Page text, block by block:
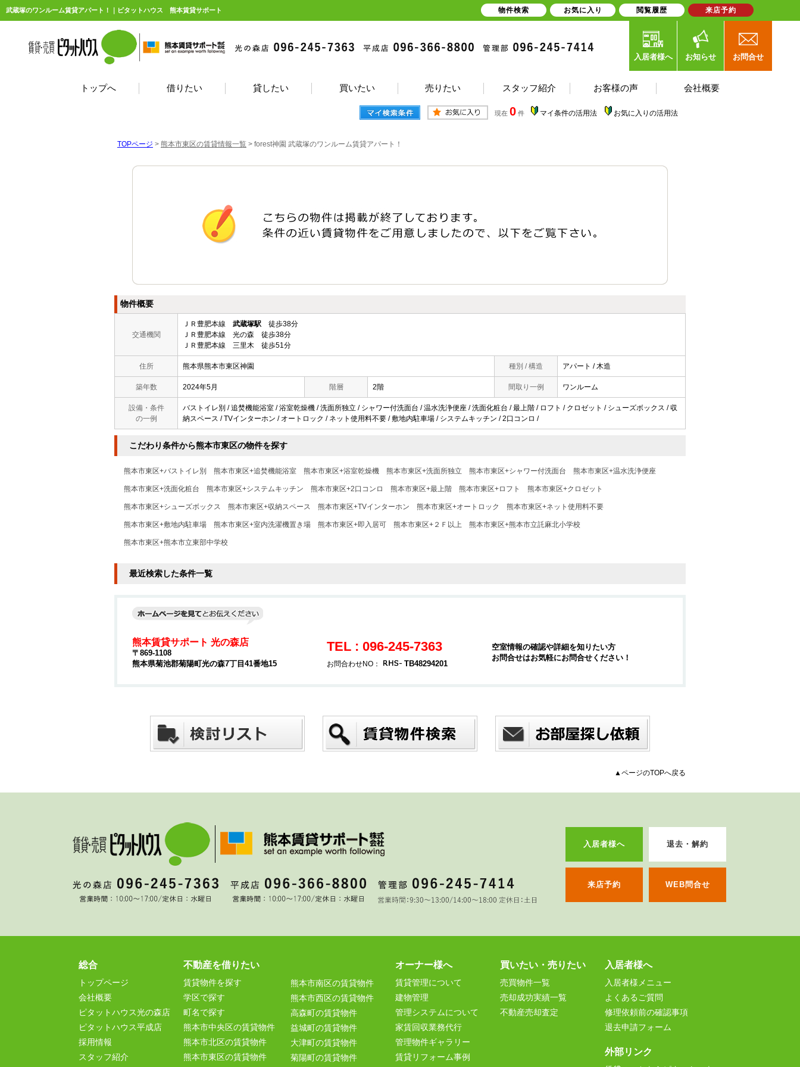
武蔵塚のワンルーム賃貸アパート！｜ピタットハウス 熊本賃貸サポート
入居者様へ お知らせ お問合せ
トップへ 借りたい 貸したい 買いたい 売りたい スタッフ紹介 お客様の声 会社概要
現在 0 件 マイ条件の活用法 お気に入りの活用法
TOPページ > 熊本市東区の賃貸情報一覧 > forest神園 武蔵塚のワンルーム賃貸アパート！
物件概要
交通機関
ＪＲ豊肥本線 武蔵塚駅 徒歩38分
ＪＲ豊肥本線 光の森 徒歩38分
ＪＲ豊肥本線 三里木 徒歩51分
住所 熊本県熊本市東区神園 種別 / 構造 アパート / 木造
築年数 2024年5月 階層 2階 間取り一例 ワンルーム
設備・条件
の一例
バストイレ別 / 追焚機能浴室 / 浴室乾燥機 / 洗面所独立 / シャワー付洗面台 / 温水洗浄便座 / 洗面化粧台 / 最上階 / ロフト / クロゼット / シューズボックス / 収
納スペース / TVインターホン / オートロック / ネット使用料不要 / 敷地内駐車場 / システムキッチン / 2口コンロ /
こだわり条件から熊本市東区の物件を探す
熊本市東区+バストイレ別 熊本市東区+追焚機能浴室 熊本市東区+浴室乾燥機 熊本市東区+洗面所独立 熊本市東区+シャワー付洗面台 熊本市東区+温水洗浄便座
熊本市東区+洗面化粧台 熊本市東区+システムキッチン 熊本市東区+2口コンロ 熊本市東区+最上階 熊本市東区+ロフト 熊本市東区+クロゼット
熊本市東区+シューズボックス 熊本市東区+収納スペース 熊本市東区+TVインターホン 熊本市東区+オートロック 熊本市東区+ネット使用料不要
熊本市東区+敷地内駐車場 熊本市東区+室内洗濯機置き場 熊本市東区+即入居可 熊本市東区+２Ｆ以上 熊本市東区+熊本市立託麻北小学校
熊本市東区+熊本市立東部中学校
最近検索した条件一覧
熊本賃貸サポート 光の森店
〒869-1108
熊本県菊池郡菊陽町光の森7丁目41番地15
TEL : 096-245-7363
お問合わせNO： TB48294201
空室情報の確認や詳細を知りたい方
お問合せはお気軽にお問合せください！
▲ページのTOPへ戻る
入居者様へ 退去・解約
来店予約 WEB問合せ
総合
トップページ
会社概要
ピタットハウス光の森店
ピタットハウス平成店
採用情報
スタッフ紹介
不動産を借りたい
賃貸物件を探す
学区で探す
町名で探す
熊本市中央区の賃貸物件
熊本市北区の賃貸物件
熊本市東区の賃貸物件
熊本市南区の賃貸物件
熊本市西区の賃貸物件
高森町の賃貸物件
益城町の賃貸物件
大津町の賃貸物件
菊陽町の賃貸物件
オーナー様へ
賃貸管理について
建物管理
管理システムについて
家賃回収業務代行
管理物件ギャラリー
賃貸リフォーム事例
買いたい・売りたい
売買物件一覧
売却成功実績一覧
不動産売却査定
入居者様へ
入居者様メニュー
よくあるご質問
修理依頼前の確認事項
退去申請フォーム
外部リンク
物件検索 お気に入り 閲覧履歴 来店予約